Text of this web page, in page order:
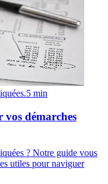
5 min
démarches
? Notre guide vous
utiles pour naviguer